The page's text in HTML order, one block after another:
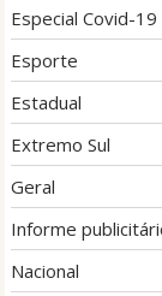
Especial Covid-19
Esporte
Estadual
Extremo Sul
Geral
Informe
Nacional